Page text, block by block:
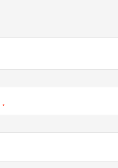
*